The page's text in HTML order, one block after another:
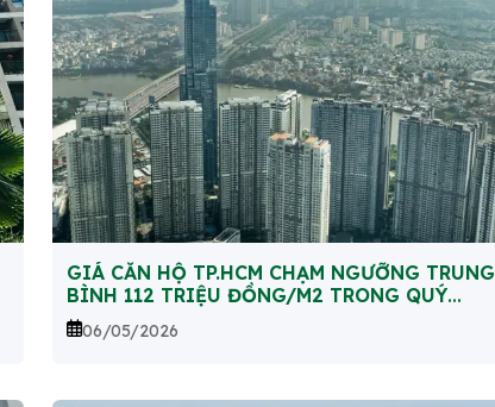
GIÁ CĂN HỘ TP.HCM CHẠM NGƯỠNG TRUNG
BÌNH 112 TRIỆU ĐỒNG/M2 TRONG QUÝ
I/2026
06/05/2026